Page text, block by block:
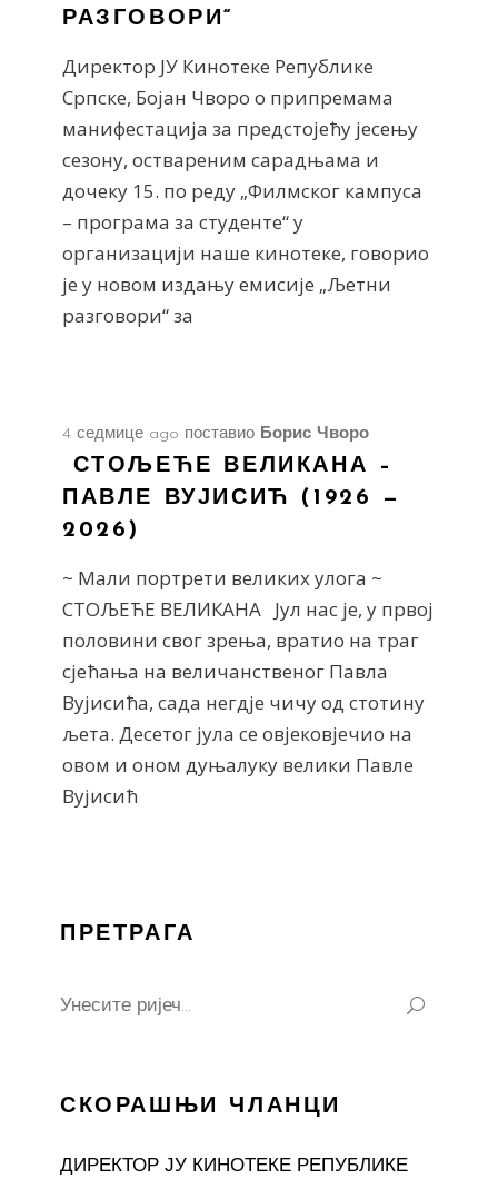
РАЗГОВОРИ“
Директор ЈУ Кинотеке Републике
Српске, Бојан Чворо о припремама
манифестација за предстојећу јесењу
сезону, оствареним сарадњама и
дочеку 15. по реду „Филмског кампуса
– програма за студенте“ у
организацији наше кинотеке, говорио
је у новом издању емисије „Љетни
разговори“ за
4 седмице ago поставио Борис Чворо
СТОЉЕЋЕ ВЕЛИКАНА –
ПАВЛЕ ВУЈИСИЋ (1926 —
2026)
~ Мали портрети великих улога ~
СТОЉЕЋЕ ВЕЛИКАНА Јул нас је, у првој
половини свог зрења, вратио на траг
сјећања на величанственог Павла
Вујисића, сада негдје чичу од стотину
љета. Десетог јула се овјековјечио на
овом и оном дуњалуку велики Павле
Вујисић
ПРЕТРАГА
for:
СКОРАШЊИ ЧЛАНЦИ
ДИРЕКТОР ЈУ КИНОТЕКЕ РЕПУБЛИКЕ